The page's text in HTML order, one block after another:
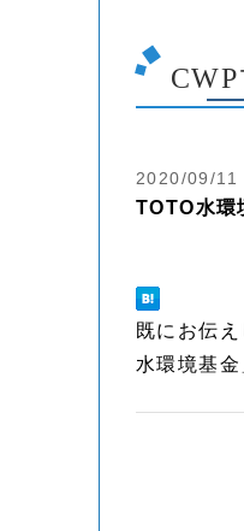
2020/09/11
TOTO水
既にお伝
水環境基